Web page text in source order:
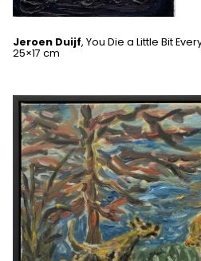
Jeroen Duijf, You Die a Little Bit
25×17 cm